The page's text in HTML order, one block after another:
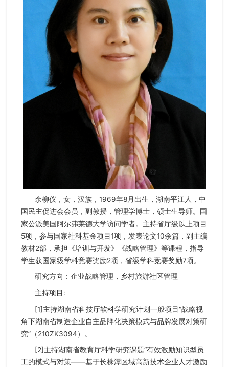
余柳仪，女，汉族，1969年8月出生，湖南平江人，中
国民主促进会会员，副教授，管理学博士，硕士生导师。国
家公派美国阿尔弗莱德大学访问学者。主持省厅级以上项目
5项，参与国家社科基金项目1项，发表论文10余篇，副主编
教材2部，承担《培训与开发》《战略管理》等课程，指导
学生获国家级学科竞赛奖励2项，省级学科竞赛奖励7项。
研究方向：企业战略管理，乡村旅游社区管理
主持项目:
[1]主持湖南省科技厅软科学研究计划一般项目“战略视
角下湖南省制造企业自主品牌化决策模式与品牌发展对策研
究”（210ZK3094）。
[2]主持湖南省教育厅科学研究课题“有效激励知识型员
工的模式与对策——基于长株潭区域高新技术企业人才激励